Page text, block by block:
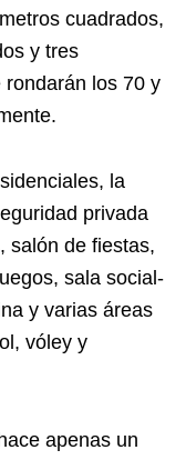
cuadrados,
y tres
rondarán los 70 y
la
privada
salón de fiestas,
sala social-
y varias áreas
vóley y
apenas un